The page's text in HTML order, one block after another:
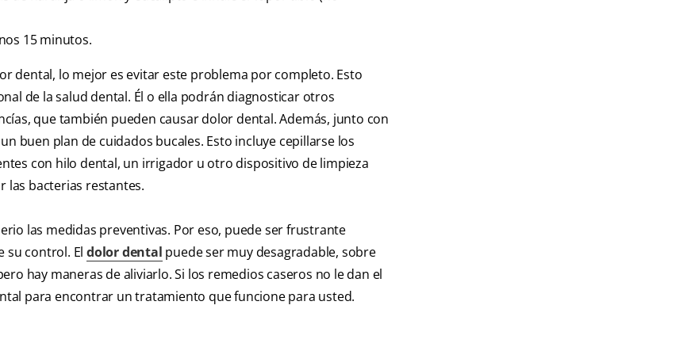
15 minutos.
dental, lo mejor es evitar este problema por completo. Esto
de la salud dental. Él o ella podrán diagnosticar otros
que también pueden causar dolor dental. Además, junto con
buen plan de cuidados bucales. Esto incluye cepillarse los
con hilo dental, un irrigador u otro dispositivo de limpieza
las bacterias restantes.
las medidas preventivas. Por eso, puede ser frustrante
su control. El dolor dental puede ser muy desagradable, sobre
hay maneras de aliviarlo. Si los remedios caseros no le dan el
para encontrar un tratamiento que funcione para usted.